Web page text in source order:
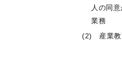
人の同
業務
(2) 産業教